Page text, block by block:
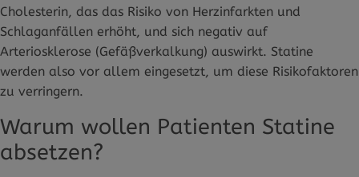
Cholesterin, das das Risiko von Herzinfarkten und
Schlaganfällen erhöht, und sich negativ auf
Arteriosklerose (Gefäßverkalkung) auswirkt. Statine
werden also vor allem eingesetzt, um diese Risikofaktoren
zu verringern.
Warum wollen Patienten Statine
absetzen?